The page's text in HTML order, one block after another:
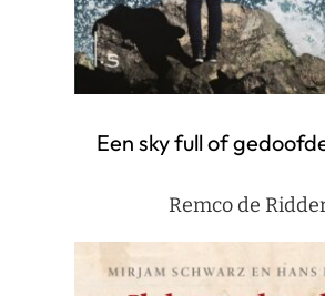
Een sky full of
Remco de